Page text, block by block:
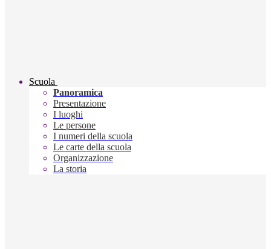
Scuola
Panoramica
Presentazione
I luoghi
Le persone
I numeri della scuola
Le carte della scuola
Organizzazione
La storia